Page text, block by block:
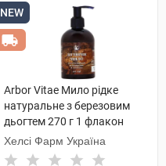
NEW
Arbor Vitae Мило рідке
натуральне з березовим
дьогтем 270 г 1 флакон
Хелсі Фарм Україна